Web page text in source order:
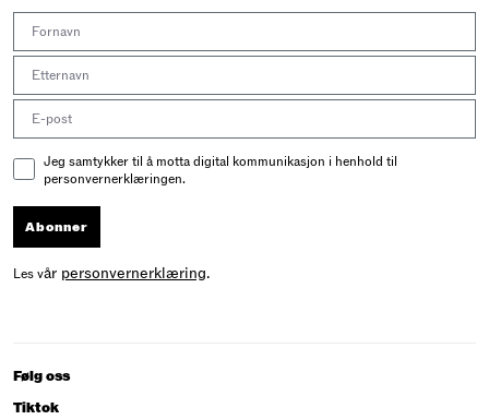
Følg oss
Tiktok
Email Consent
Jeg samtykker til å motta digital kommunikasjon i henhold til
personvernerklæringen.
Abonner
Les vår personvernerklæring.